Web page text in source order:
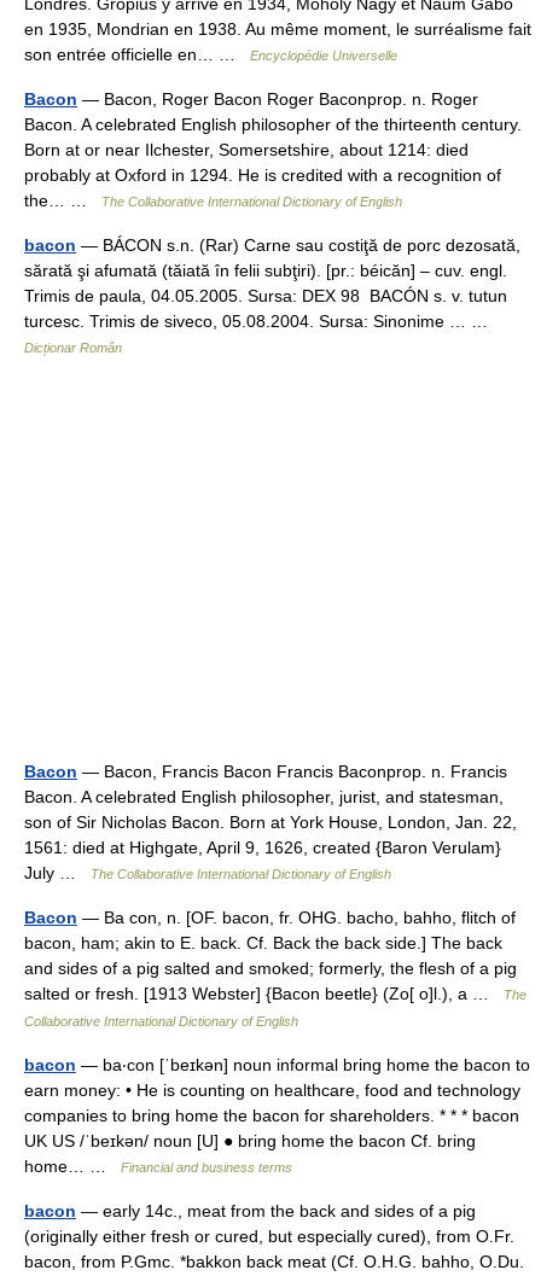
en 1935, Mondrian en 1938. Au même moment, le surréalisme fait
son entrée officielle en… …
Encyclopédie Universelle
Bacon — Bacon, Roger Bacon Roger Baconprop. n. Roger
Bacon. A celebrated English philosopher of the thirteenth century.
Born at or near Ilchester, Somersetshire, about 1214: died
probably at Oxford in 1294. He is credited with a recognition of
the… …
The Collaborative International Dictionary of English
bacon — BÁCON s.n. (Rar) Carne sau costiţă de porc dezosată,
sărată şi afumată (tăiată în felii subţiri). [pr.: béicăn] – cuv. engl.
Trimis de paula, 04.05.2005. Sursa: DEX 98 BACÓN s. v. tutun
turcesc. Trimis de siveco, 05.08.2004. Sursa: Sinonime … …
Dicționar Român
Bacon — Bacon, Francis Bacon Francis Baconprop. n. Francis
Bacon. A celebrated English philosopher, jurist, and statesman,
son of Sir Nicholas Bacon. Born at York House, London, Jan. 22,
1561: died at Highgate, April 9, 1626, created {Baron Verulam}
July …
The Collaborative International Dictionary of English
Bacon — Ba con, n. [OF. bacon, fr. OHG. bacho, bahho, flitch of
bacon, ham; akin to E. back. Cf. Back the back side.] The back
and sides of a pig salted and smoked; formerly, the flesh of a pig
salted or fresh. [1913 Webster] {Bacon beetle} (Zo[ o]l.), a …
The
Collaborative International Dictionary of English
bacon — ba‧con [ˈbeɪkən] noun informal bring home the bacon to
earn money: • He is counting on healthcare, food and technology
companies to bring home the bacon for shareholders. * * * bacon
UK US /ˈbeɪkən/ noun [U] ● bring home the bacon Cf. bring
home… …
Financial and business terms
bacon — early 14c., meat from the back and sides of a pig
(originally either fresh or cured, but especially cured), from O.Fr.
bacon, from P.Gmc. *bakkon back meat (Cf. O.H.G. bahho, O.Du.